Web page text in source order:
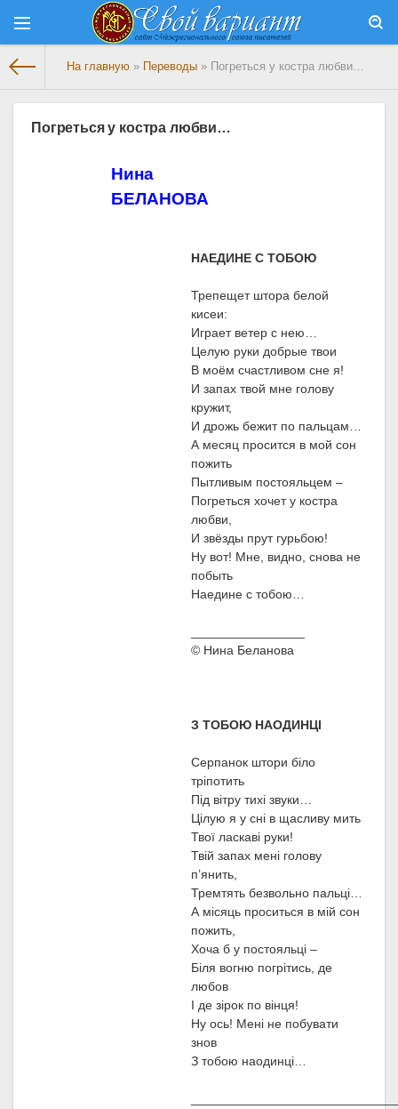
На главную » Переводы » Погреться у костра любви…
Погреться у костра любви…
Нина
БЕЛАНОВА
НАЕДИНЕ С ТОБОЮ
Трепещет штора белой
кисеи:
Играет ветер с нею…
Целую руки добрые твои
В моём счастливом сне я!
И запах твой мне голову
кружит,
И дрожь бежит по пальцам…
А месяц просится в мой сон
пожить
Пытливым постояльцем –
Погреться хочет у костра
любви,
И звёзды прут гурьбою!
Ну вот! Мне, видно, снова не
побыть
Наедине с тобою…
© Нина Беланова
З ТОБОЮ НАОДИНЦІ
Серпанок штори біло
тріпотить
Під вітру тихі звуки…
Цілую я у сні в щасливу мить
Твої ласкаві руки!
Твій запах мені голову
п’янить,
Тремтять безвольно пальці…
А місяць проситься в мій сон
пожить,
Хоча б у постояльці –
Біля вогню погрітись, де
любов
І де зірок по вінця!
Ну ось! Мені не побувати
знов
З тобою наодинці…